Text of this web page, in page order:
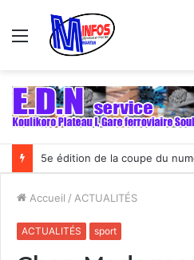
Menu
Accueil / ACTUALITÉS
ACTUALITÉS sport